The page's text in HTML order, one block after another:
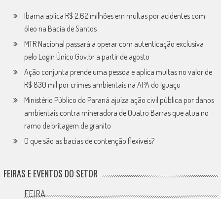
Ibama aplica R$ 2,62 milhões em multas por acidentes com
óleo na Bacia de Santos
MTR Nacional passará a operar com autenticação exclusiva
pelo Login Único Gov.br a partir de agosto
Ação conjunta prende uma pessoa e aplica multas no valor de
R$ 830 mil por crimes ambientais na APA do Iguaçu
Ministério Público do Paraná ajuíza ação civil pública por danos
ambientais contra mineradora de Quatro Barras que atua no
ramo de britagem de granito
O que são as bacias de contenção flexíveis?
FEIRAS E EVENTOS DO SETOR
FEIRA